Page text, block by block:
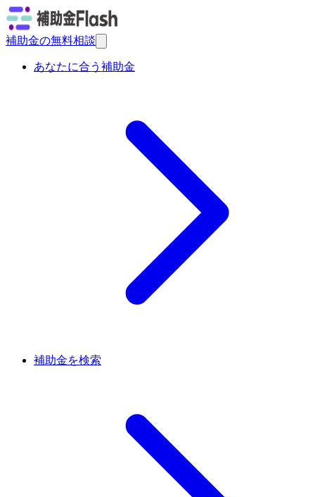
補助金の無料相談
あなたに合う補助金
補助金を検索